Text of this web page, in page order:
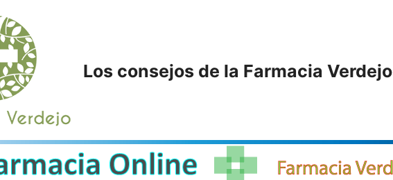
Los consejos de la Farmacia Verdejo